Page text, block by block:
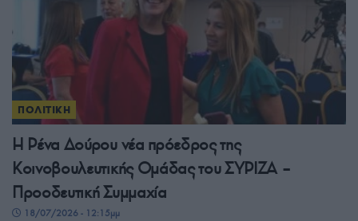
ΠΟΛΙΤΙΚΗ
Η Ρένα Δούρου νέα πρόεδρος της
Κοινοβουλευτικής Ομάδας του ΣΥΡΙΖΑ –
Προοδευτική Συμμαχία
18/07/2026 - 12:15μμ